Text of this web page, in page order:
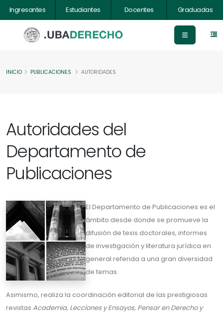
Ingresantes Estudiantes Docentes Graduadas
INICIO PUBLICACIONES AUTORIDADES
Autoridades del
Departamento de
Publicaciones
El Departamento de Publicaciones es el
ámbito desde donde se promueve la
difusión de tesis doctorales, informes
de investigación y literatura jurídica en
general referida a una gran diversidad
de temas.
Asimismo, realiza la coordinación editorial de las prestigiosas
revistas Academia, Lecciones y Ensayos, Pensar en Derecho y